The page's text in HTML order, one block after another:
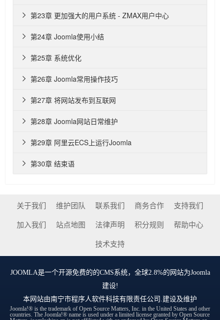
第23章 更加强大的用户系统 - ZMAX用户中心

第24章 Joomla使用小结

第25章 系统优化

第26章 Joomla常用操作技巧

第27章 将网站发布到互联网

第28章 Joomla网站日常维护

第29章 阿里云ECS上运行Joomla

第30章 结束语

关于我们 维护团队 联系我们 商务合作 支持我们
加入我们 站点地图 法律声明 积分规则 帮助中心
技术支持
JOOMLA是一个开源免费的的CMS系统，全球2.8%的网站为Joomla
建设!
本网站由南宁市程序人软件科技有限责任公司 .建设及维护
Joomla!® is the trademark of Open Source Matters, Inc. in the United States and other
countries. The Joomla!® name is used under a limited license granted by Open Source